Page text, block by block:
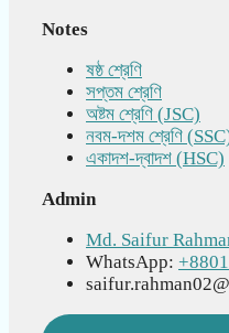
Notes
ষষ্ঠ শ্রেণি
সপ্তম শ্রেণি
অষ্টম শ্রেণি (JSC)
নবম-দশম শ্রেণি
একাদশ-দ্বাদশ (HSC)
Admin
Md. Saifur
WhatsApp: